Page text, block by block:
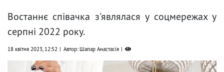
Востаннє співачка з'являлася у соцмережах у
серпні 2022 року.
18 квітня 2023, 12:52 Автор: Шапар Анастасія